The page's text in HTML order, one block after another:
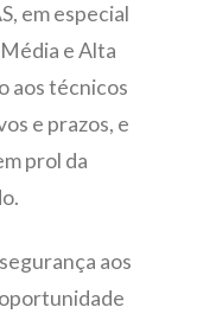
em especial
e Alta
aos técnicos
e prazos, e
prol da
aos